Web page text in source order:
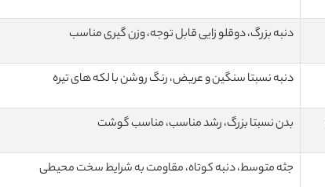
دنبه بزرگ، دوقلو زایی قابل توجه، وزن گیری مناسب
دنبه نسبتا سنگین و عریض، رنگ روشن با لکه‌ های تیره
بدن نسبتا بزرگ، رشد مناسب، مناسب گوشت
جثه متوسط، دنبه کوتاه، مقاومت به شرایط سخت محیطی